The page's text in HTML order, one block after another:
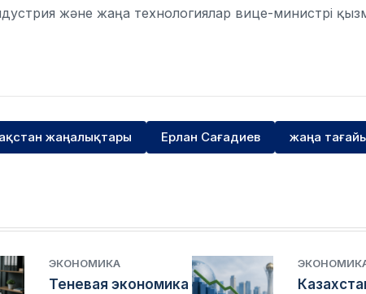
және жаңа технологиялар вице-министрі
жаңалықтары Ерлан Сағадиев жаңа
ЭКОНОМИКА
Теневая экономика